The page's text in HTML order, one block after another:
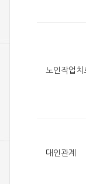
노인작업치
대인관계